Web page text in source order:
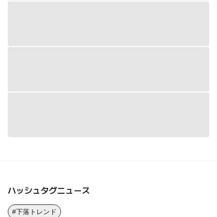
ハッシュタグニュース
#下落トレンド